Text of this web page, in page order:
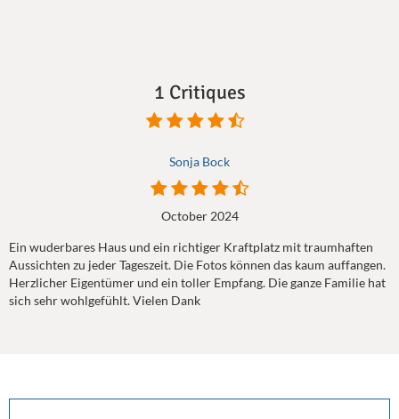
1 Critiques
Sonja Bock
October 2024
Ein wuderbares Haus und ein richtiger Kraftplatz mit traumhaften
Aussichten zu jeder Tageszeit. Die Fotos können das kaum auffangen.
Herzlicher Eigentümer und ein toller Empfang. Die ganze Familie hat
sich sehr wohlgefühlt. Vielen Dank